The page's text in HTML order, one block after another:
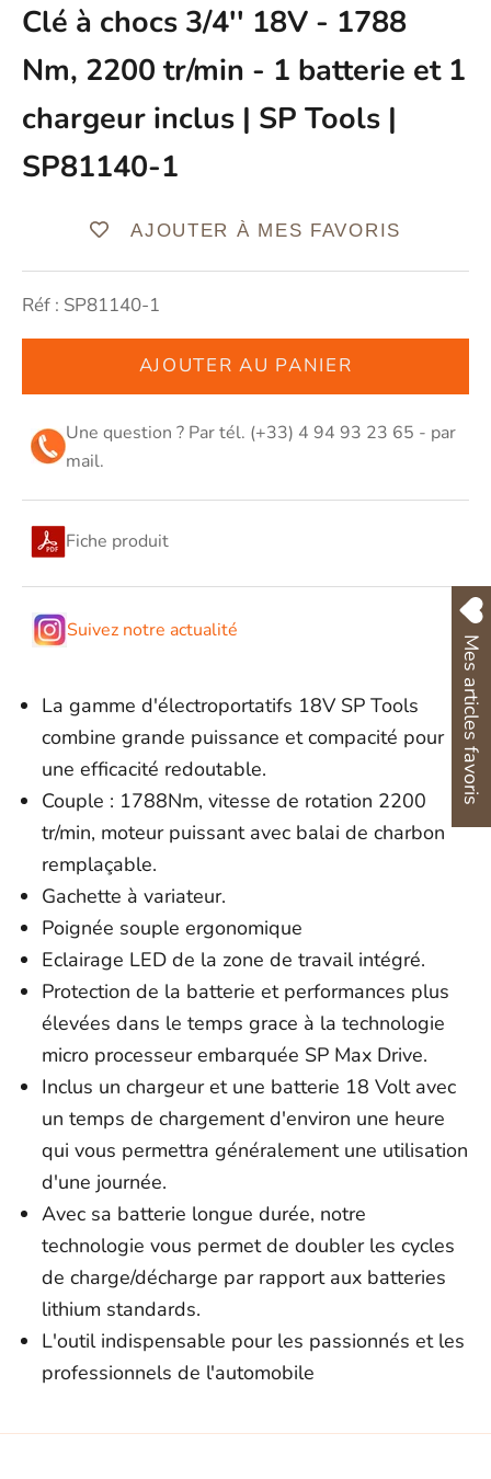
Clé à chocs 3/4'' 18V - 1788
Nm, 2200 tr/min - 1 batterie et 1
chargeur inclus | SP Tools |
SP81140-1
AJOUTER À MES FAVORIS
Réf : SP81140-1
AJOUTER AU PANIER
Une question ? Par tél. (+33) 4 94 93 23 65 - par
mail.
Fiche produit
Suivez notre actualité
La gamme d'électroportatifs 18V SP Tools
combine grande puissance et compacité pour
une efficacité redoutable.
Couple : 1788Nm, vitesse de rotation 2200
tr/min, moteur puissant avec balai de charbon
remplaçable.
Gachette à variateur.
Poignée souple ergonomique
Eclairage LED de la zone de travail intégré.
Protection de la batterie et performances plus
élevées dans le temps grace à la technologie
micro processeur embarquée SP Max Drive.
Inclus un chargeur et une batterie 18 Volt avec
un temps de chargement d'environ une heure
qui vous permettra généralement une utilisation
d'une journée.
Avec sa batterie longue durée, notre
technologie vous permet de doubler les cycles
de charge/décharge par rapport aux batteries
lithium standards.
L'outil indispensable pour les passionnés et les
professionnels de l'automobile
Mes articles favoris